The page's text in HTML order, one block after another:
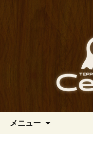
南船場・心
「Ceppo（
イタリアン「
さまざまなパ
ステーキのほ
にご用意。デ
様にもぴった
メニュー